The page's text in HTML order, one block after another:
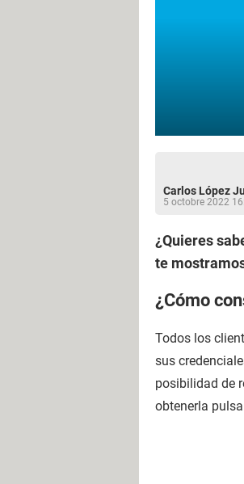
Carlos López
5 octobre 2022
¿Quieres
te
¿Cómo
Todos los
sus
posibilidad de
obtenerla